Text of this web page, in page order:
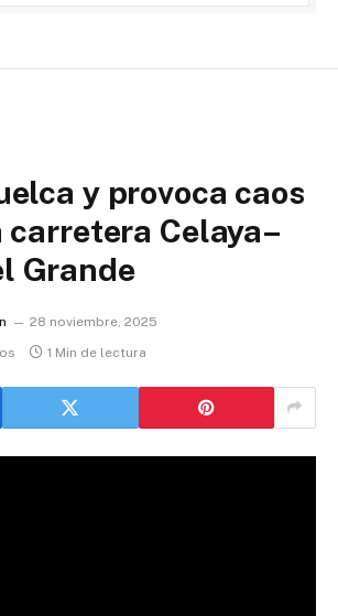
y provoca caos
Celaya–
Grande
28 noviembre, 2025
1 Min de lectura